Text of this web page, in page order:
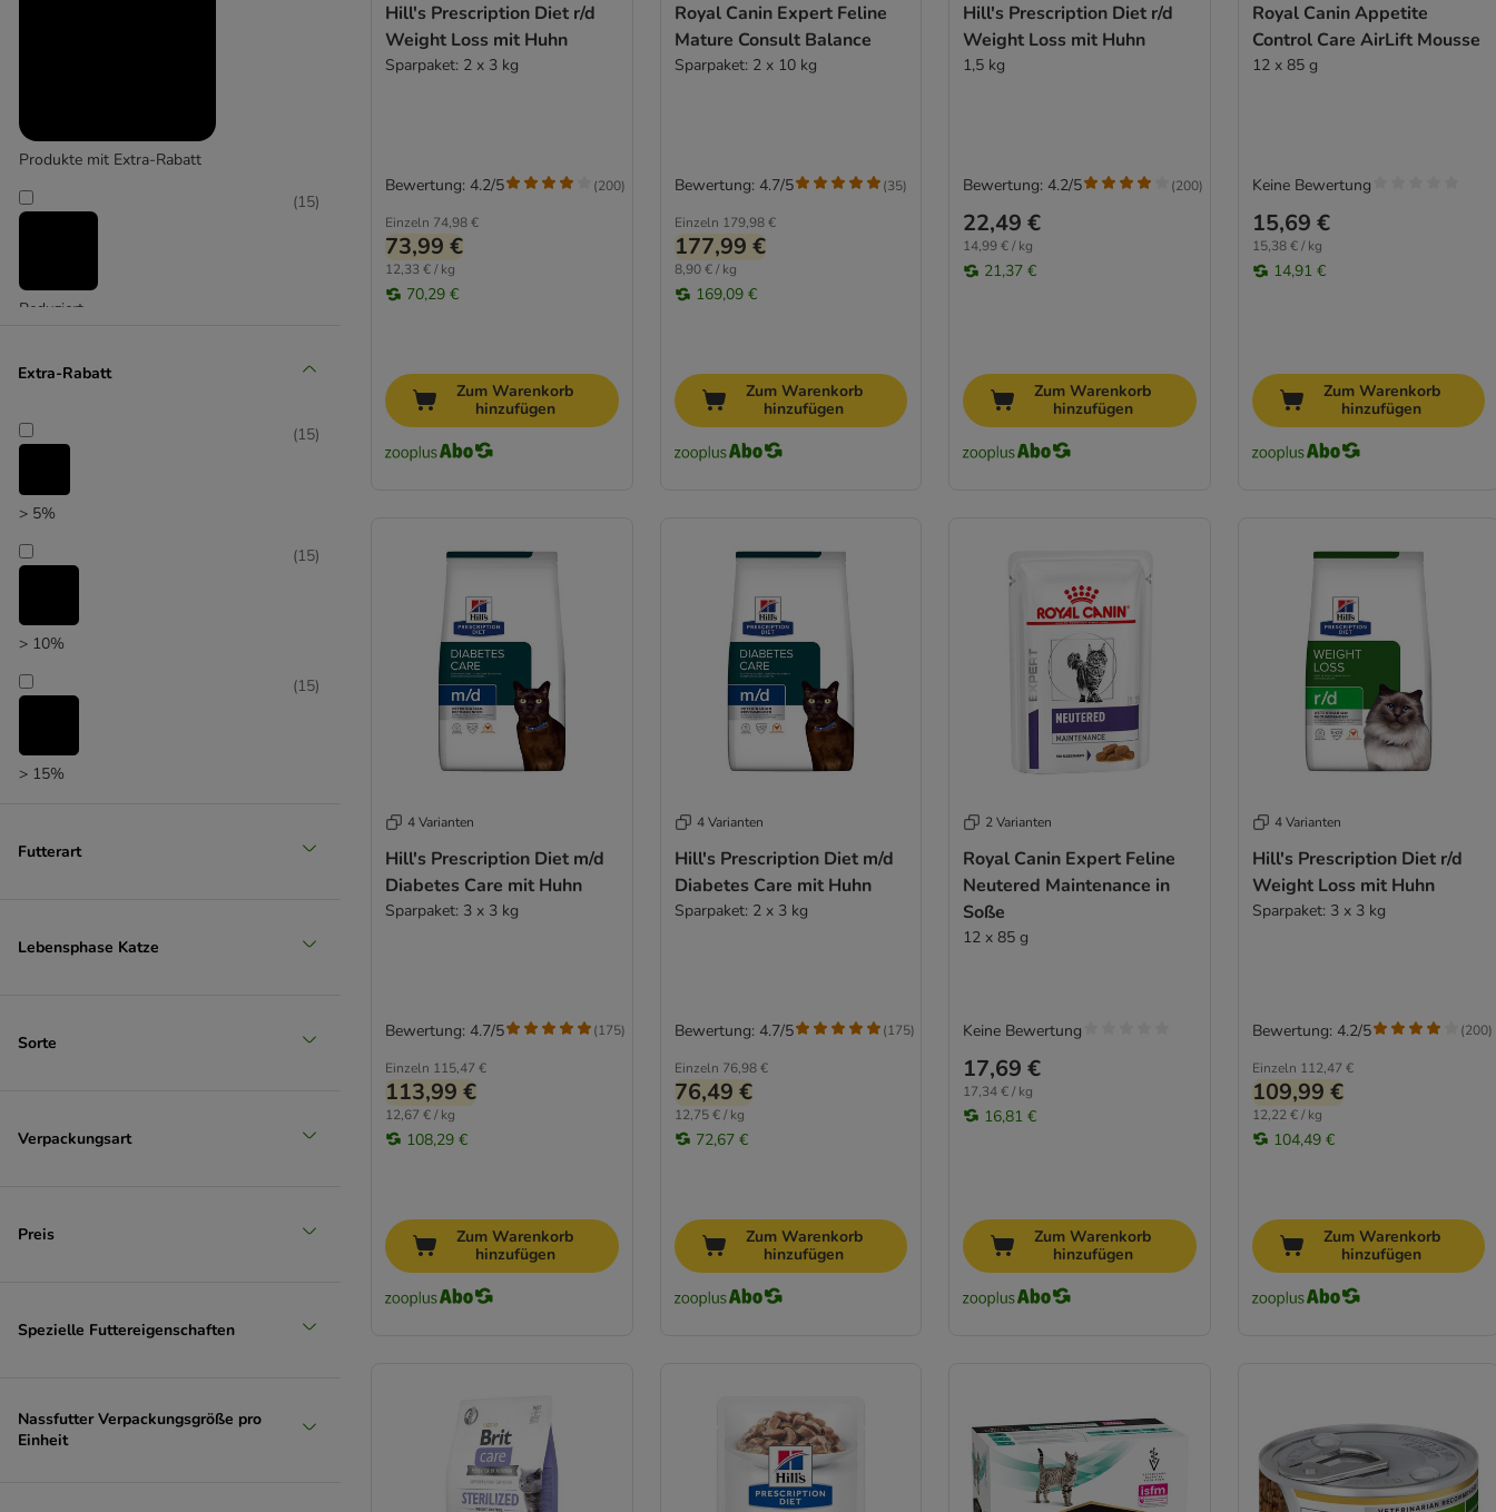
Brit Care
Produkte mit Extra-Rabatt
Reduziert
(15)
Extra-Rabatt
> 5%
(15)
> 10%
(15)
> 15%
(15)
Futterart
Lebensphase Katze
Sorte
Verpackungsart
Preis
Spezielle Futtereigenschaften
Nassfutter Verpackungsgröße pro
Einheit
Hill's Prescription Diet r/d
Weight Loss mit Huhn
Sparpaket: 2 x 3 kg
Einzeln 74,98 €
73,99 €
12,33 € / kg
70,29 €
Bewertung: 4.2/5 (200)
Zum Warenkorb
hinzufügen
Royal Canin Expert Feline
Mature Consult Balance
Sparpaket: 2 x 10 kg
Einzeln 179,98 €
177,99 €
8,90 € / kg
169,09 €
Bewertung: 4.7/5 (35)
Zum Warenkorb
hinzufügen
Hill's Prescription Diet r/d
Weight Loss mit Huhn
1,5 kg
22,49 €
14,99 € / kg
21,37 €
Bewertung: 4.2/5 (200)
Zum Warenkorb
hinzufügen
Royal Canin Appetite
Control Care AirLift Mousse
12 x 85 g
15,69 €
15,38 € / kg
14,91 €
Keine Bewertung
Zum Warenkorb
hinzufügen
4 Varianten
Hill's Prescription Diet m/d
Diabetes Care mit Huhn
Sparpaket: 3 x 3 kg
Einzeln 115,47 €
113,99 €
12,67 € / kg
108,29 €
Bewertung: 4.7/5 (175)
Zum Warenkorb
hinzufügen
4 Varianten
Hill's Prescription Diet m/d
Diabetes Care mit Huhn
Sparpaket: 2 x 3 kg
Einzeln 76,98 €
76,49 €
12,75 € / kg
72,67 €
Bewertung: 4.7/5 (175)
Zum Warenkorb
hinzufügen
2 Varianten
Royal Canin Expert Feline
Neutered Maintenance in
Soße
12 x 85 g
17,69 €
17,34 € / kg
16,81 €
Keine Bewertung
Zum Warenkorb
hinzufügen
4 Varianten
Hill's Prescription Diet r/d
Weight Loss mit Huhn
Sparpaket: 3 x 3 kg
Einzeln 112,47 €
109,99 €
12,22 € / kg
104,49 €
Bewertung: 4.2/5 (200)
Zum Warenkorb
hinzufügen